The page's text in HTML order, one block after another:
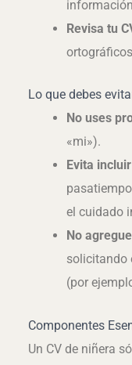
Revisa tu
Lo que debes
No uses
«mi»).
Evita
el cuidado
No
solicitando
(por
Componentes
Un CV de niñera